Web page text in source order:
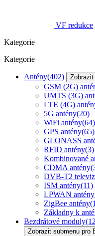
VF redukce
Kategorie
Kategorie
Antény(402)
GSM (2G)
UMTS (3G)
LTE (4G)
5G antény(20)
WiFi antény(64)
GPS antény(65)
GLONASS
RFID antény(3)
Kombinované
CDMA antény
DVB-T2
ISM antény(11)
LPWAN
ZigBee antény
Základny k
Bezdrátové moduly
Zobrazit submenu pro